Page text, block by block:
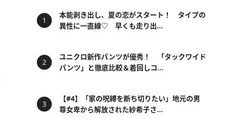
本能剥き出し、夏の恋がスタート！ タイプの
異性に一直線♡ 早くも走り出...
ユニクロ新作パンツが優秀！ 「タックワイド
パンツ」と徹底比較＆着回しコ...
【#4】「家の呪縛を断ち切りたい」地元の男
尊女卑から解放された紗希子さ...